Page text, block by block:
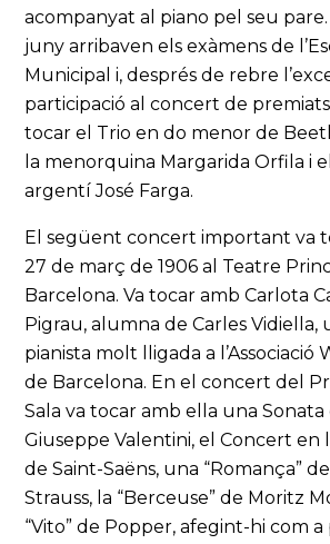
acompanyat al piano pel seu
juny arribaven els exàmens de
Municipal i, després de rebre
participació al concert de
tocar el Trio en do menor de
la menorquina Margarida Orfila i
argentí José Farga.
El següent concert important va
27 de març de 1906 al Teatre
Barcelona. Va tocar amb Carlota
Pigrau, alumna de Carles Vidiella,
pianista molt lligada a l’Associació
de Barcelona. En el concert del
Sala va tocar amb ella una Sonata
Giuseppe Valentini, el Concert en
de Saint-Saëns, una “Romança”
Strauss, la “Berceuse” de Moritz
“Vito” de Popper, afegint-hi com